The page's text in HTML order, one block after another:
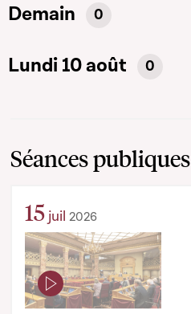
Demain 0
Lundi 10 août 0
Séances publiques
15 juil 2026